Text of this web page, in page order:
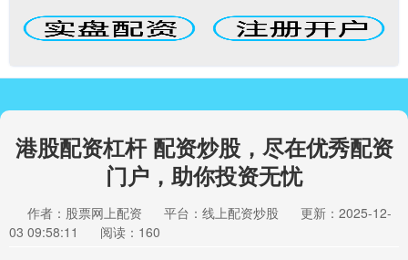
港股配资杠杆 配资炒股，尽在优秀配资
门户，助你投资无忧
作者：股票网上配资 平台：线上配资炒股
更新：2025-12-
03 09:58:11
阅读：160